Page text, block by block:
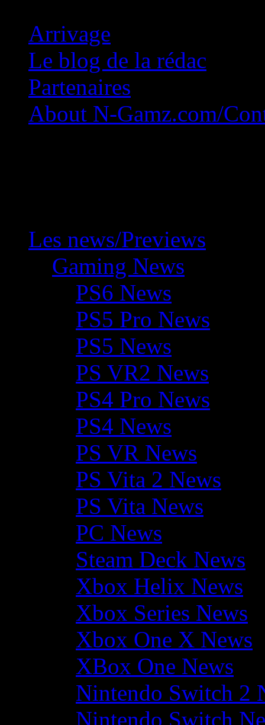
Arrivage
Le blog de la rédac
Partenaires
About N-Gamz.com/
Les news/Previews
Gaming News
PS6 News
PS5 Pro News
PS5 News
PS VR2 News
PS4 Pro News
PS4 News
PS VR News
PS Vita 2 News
PS Vita News
PC News
Steam Deck News
Xbox Helix News
Xbox Series News
Xbox One X News
XBox One News
Nintendo Switch 2
Nintendo Switch